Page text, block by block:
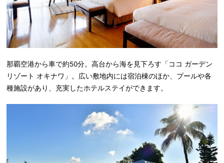
那覇空港から車で約50分。高台から海を見下ろす「ココ ガーデン
リゾート オキナワ」。広い敷地内には宿泊棟のほか、プールや各
種施設があり、充実したホテルステイができます。